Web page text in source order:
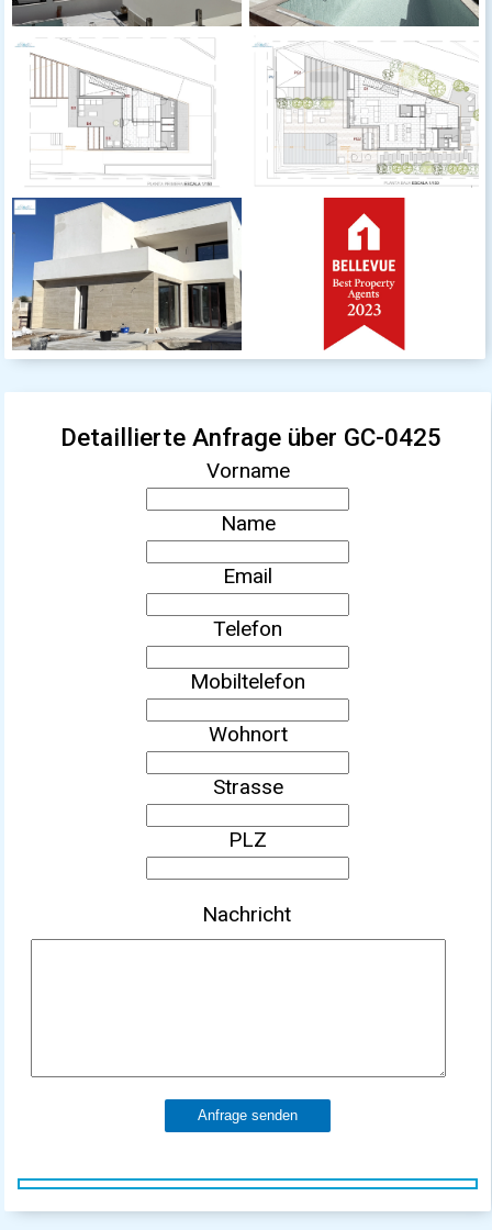
Detaillierte Anfrage über GC-0425
Vorname
Name
Email
Telefon
Mobiltelefon
Wohnort
Strasse
PLZ
Nachricht
Anfrage senden